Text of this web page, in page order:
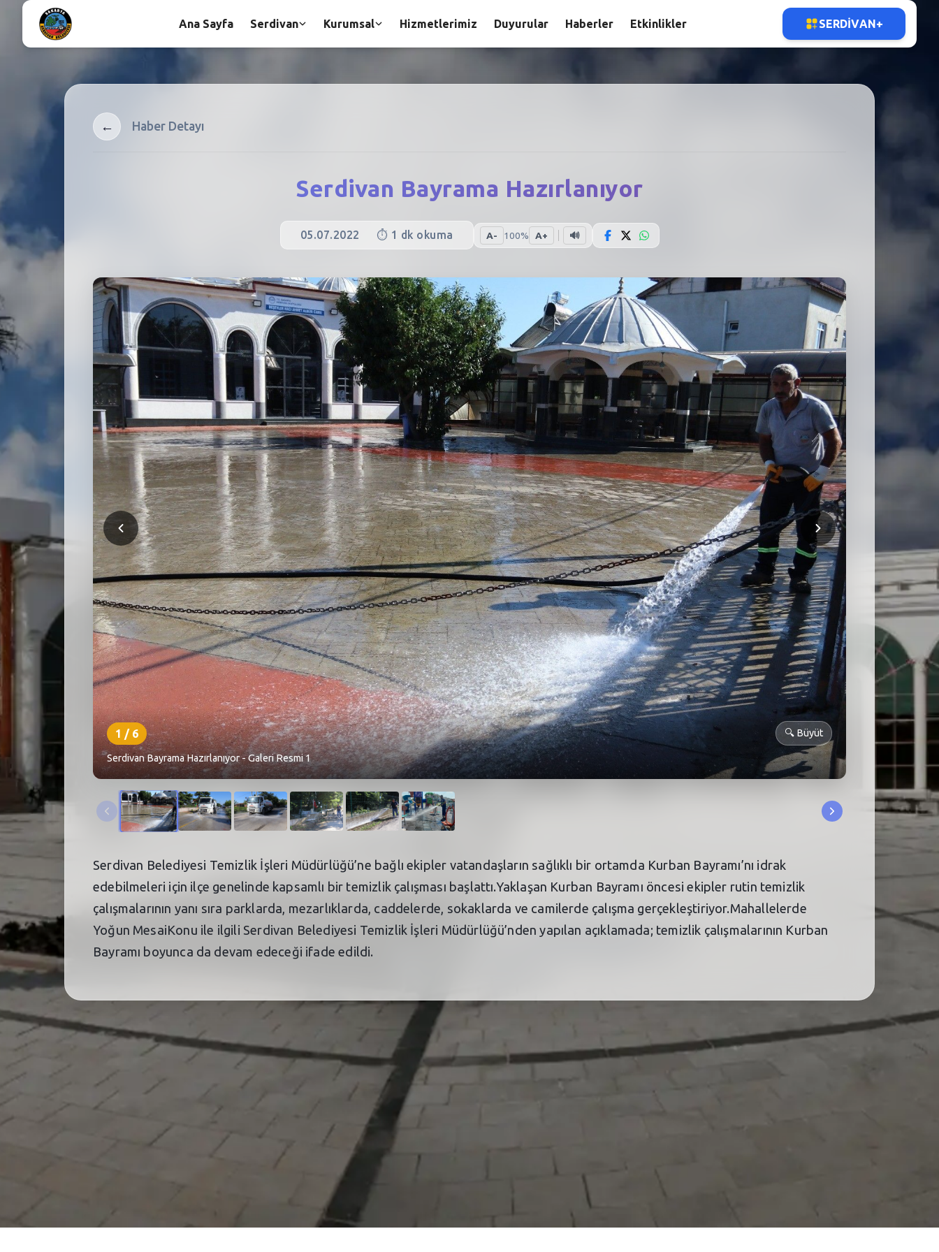
← Haber Detayı
Serdivan Bayrama Hazırlanıyor
05.07.2022 ⏱️ 1 dk okuma A- 100% A+ 🔊
1 / 6 🔍 Büyüt
Serdivan Bayrama Hazırlanıyor - Galeri Resmi 1
Serdivan Belediyesi Temizlik İşleri Müdürlüğü’ne bağlı ekipler vatandaşların sağlıklı bir ortamda Kurban Bayramı’nı idrak
edebilmeleri için ilçe genelinde kapsamlı bir temizlik çalışması başlattı.Yaklaşan Kurban Bayramı öncesi ekipler rutin temizlik
çalışmalarının yanı sıra parklarda, mezarlıklarda, caddelerde, sokaklarda ve camilerde çalışma gerçekleştiriyor.Mahallelerde
Yoğun MesaiKonu ile ilgili Serdivan Belediyesi Temizlik İşleri Müdürlüğü’nden yapılan açıklamada; temizlik çalışmalarının Kurban
Bayramı boyunca da devam edeceği ifade edildi.
Ana Sayfa Serdivan Kurumsal Hizmetlerimiz Duyurular Haberler Etkinlikler SERDIVAN+